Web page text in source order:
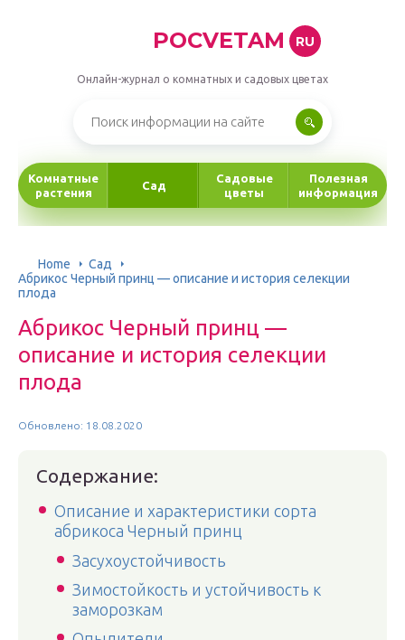
POCVETAM RU
Онлайн-журнал о комнатных и садовых цветах
Комнатные
растения
Сад
Садовые
цветы
Полезная
информация
Home
Сад
Абрикос Черный принц — описание и история селекции
плода
Абрикос Черный принц —
описание и история селекции
плода
Обновлено: 18.08.2020
Содержание:
Описание и характеристики сорта
абрикоса Черный принц
Засухоустойчивость
Зимостойкость и устойчивость к
заморозкам